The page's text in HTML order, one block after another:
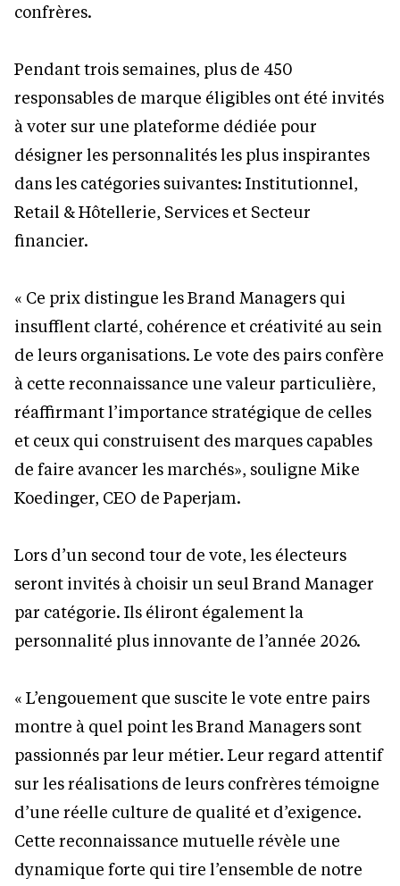
confrères.
Pendant trois semaines, plus de 450
responsables de marque éligibles ont été invités
à voter sur une plateforme dédiée pour
désigner les personnalités les plus inspirantes
dans les catégories suivantes: Institutionnel,
Retail & Hôtellerie, Services et Secteur
financier.
« Ce prix distingue les Brand Managers qui
insufflent clarté, cohérence et créativité au sein
de leurs organisations. Le vote des pairs confère
à cette reconnaissance une valeur particulière,
réaffirmant l’importance stratégique de celles
et ceux qui construisent des marques capables
de faire avancer les marchés», souligne Mike
Koedinger, CEO de Paperjam.
Lors d’un second tour de vote, les électeurs
seront invités à choisir un seul Brand Manager
par catégorie. Ils éliront également la
personnalité plus innovante de l’année 2026.
« L’engouement que suscite le vote entre pairs
montre à quel point les Brand Managers sont
passionnés par leur métier. Leur regard attentif
sur les réalisations de leurs confrères témoigne
d’une réelle culture de qualité et d’exigence.
Cette reconnaissance mutuelle révèle une
dynamique forte qui tire l’ensemble de notre